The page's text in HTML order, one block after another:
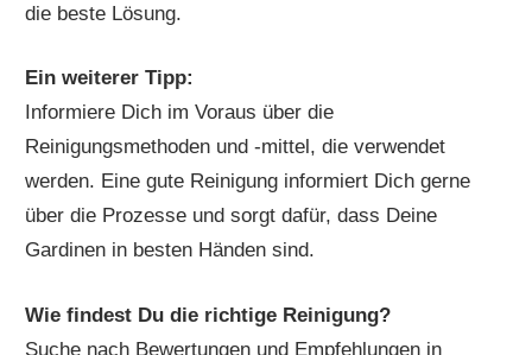
die beste Lösung.
Ein weiterer Tipp:
Informiere Dich im Voraus über die
Reinigungsmethoden und -mittel, die verwendet
werden. Eine gute Reinigung informiert Dich gerne
über die Prozesse und sorgt dafür, dass Deine
Gardinen in besten Händen sind.
Wie findest Du die richtige Reinigung?
Suche nach Bewertungen und Empfehlungen in